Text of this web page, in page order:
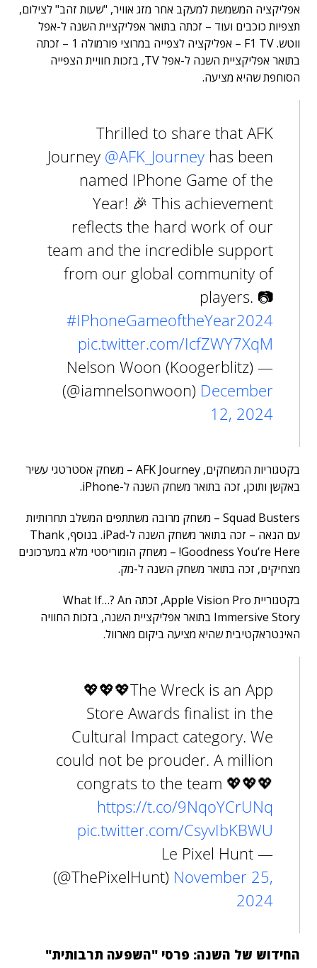
אפליקציה המשמשת למעקב אחר מזג אוויר, "שעות זהב" לצילום,
תצפיות כוכבים ועוד – זכתה בתואר אפליקציית השנה ל-אפל
ווטש. F1 TV – אפליקציה לצפייה במרוצי פורמולה 1 – זכתה
בתואר אפליקציית השנה ל-אפל TV, בזכות חוויית הצפייה
הסוחפת שהיא מציעה.
Thrilled to share that AFK
Journey @AFK_Journey has been
named IPhone Game of the
Year! 🎉 This achievement
reflects the hard work of our
team and the incredible support
from our global community of
players. 📷
#IPhoneGameoftheYear2024
pic.twitter.com/IcfZWY7XqM
— Nelson Woon (Koogerblitz)
(@iamnelsonwoon) December
12, 2024
בקטגוריות המשחקים, AFK Journey – משחק אסטרטגי עשיר
באקשן ותוכן, זכה בתואר משחק השנה ל-iPhone.
Squad Busters – משחק מרובה משתתפים המשלב תחרותיות
עם הנאה – זכה בתואר משחק השנה ל-iPad. בנוסף, Thank
Goodness You’re Here! – משחק הומוריסטי מלא במערכונים
מצחיקים, זכה בתואר משחק השנה ל-מק.
בקטגוריית Apple Vision Pro, זכתה What If…? An
Immersive Story בתואר אפליקציית השנה, בזכות החוויה
האינטראקטיבית שהיא מציעה ביקום מארוול.
💖💖💖The Wreck is an App
Store Awards finalist in the
Cultural Impact category. We
could not be prouder. A million
congrats to the team 💖💖💖
https://t.co/9NqoYCrUNq
pic.twitter.com/CsyvIbKBWU
— Le Pixel Hunt
(@ThePixelHunt) November 25,
2024
החידוש של השנה: פרסי "השפעה תרבותית"